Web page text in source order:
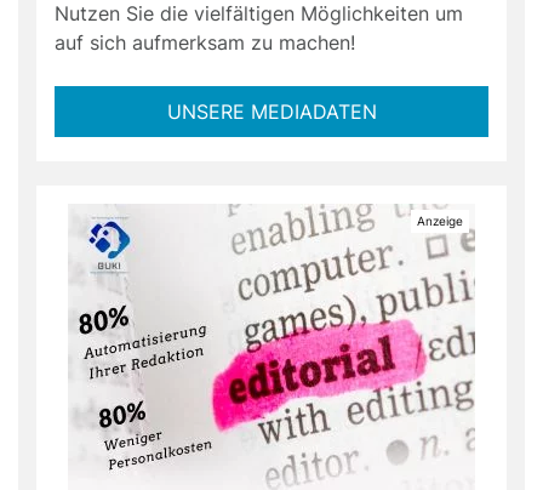
Nutzen Sie die vielfältigen Möglichkeiten um
auf sich aufmerksam zu machen!
UNSERE MEDIADATEN